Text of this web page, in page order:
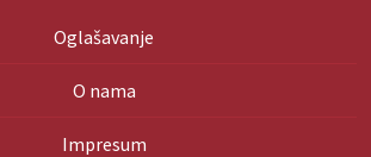
Oglašavanje
O nama
Impresum